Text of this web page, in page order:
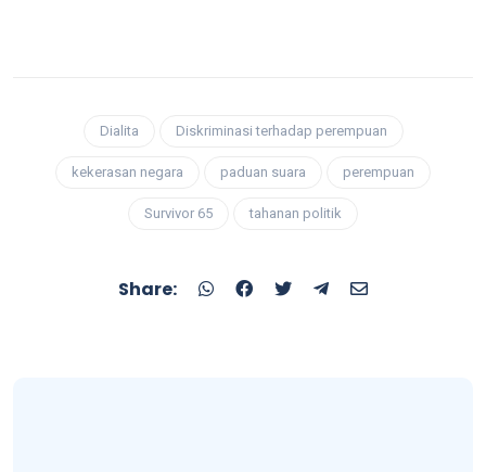
Dialita Diskriminasi terhadap perempuan
kekerasan negara paduan suara perempuan
Survivor 65 tahanan politik
Share: